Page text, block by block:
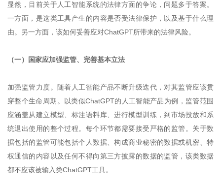
显然，目前关于人工智能系统的法律方面的争论，问题多于答案。
一方面，是这类工具产生的内容是否受法律保护，以及基于什么理
由。另一方面，该如何妥善应对ChatGPT所带来的法律风险。
（一）国家应加强监管、完善基本立法
加强监管力度。随着人工智能产品不断升级迭代，对其监管应该贯
穿整个生命周期。以类似ChatGPT的人工智能产品为例，监管范围
应涵盖从建立模型、标注语料库、进行模型训练，到市场投放和系
统退出使用的整个过程。每个环节都需要接受严格的监管。关于数
据包括的监管可能包括个人数据、构成商业秘密的数据或机密、特
权通信的内容以及任何不得向第三方披露的数据的监管，该类数据
都不应该被输入类ChatGPT工具。